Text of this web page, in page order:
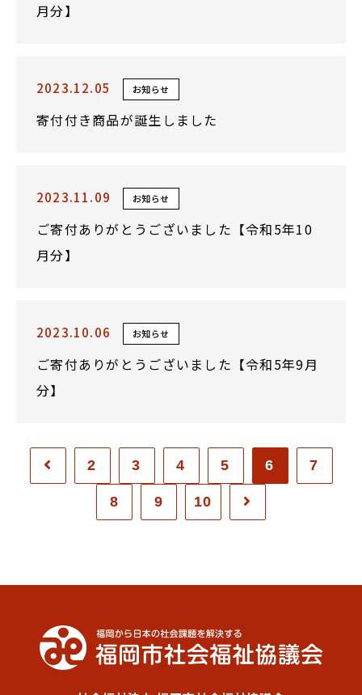
月分】
2023.12.05 お知らせ
寄付付き商品が誕生しました
2023.11.09 お知らせ
ご寄付ありがとうございました【令和5年10
月分】
2023.10.06 お知らせ
ご寄付ありがとうございました【令和5年9月
分】
2 3 4 5 6 7
8 9 10